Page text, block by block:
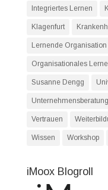
Integriertes Lernen
Klagenfurt
Lernende Organisation
Organisationales
Susanne Dengg
Unternehmensberatung
Vertrauen
Wissen Workshop
iMoox Blogroll